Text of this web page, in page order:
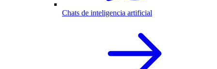
Chats de inteligencia artificial